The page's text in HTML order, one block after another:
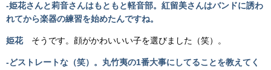
-姫花さんと莉音さんはもともと軽音部。紅留美さんはバンドに誘わ
れてから楽器の練習を始めたんですね。
姫花そうです。顔がかわいいい子を選びました（笑）。
-どストレートな（笑）。丸竹夷の1番大事にしてることを教えてく